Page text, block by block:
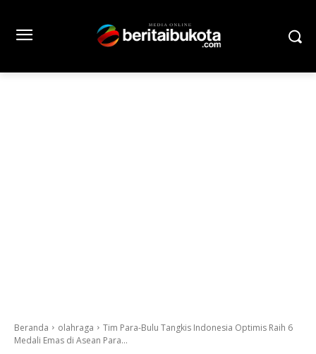
Beranda olahraga
Tim Para-Bulu Tangkis Indonesia Optimis Raih 6
Medali Emas di Asean Para...